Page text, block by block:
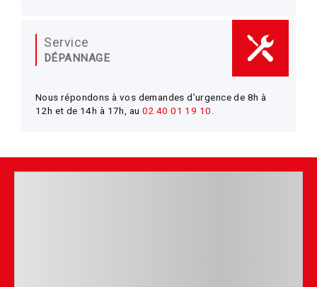
Service
DÉPANNAGE
Nous répondons à vos demandes d’urgence de 8h à
12h et de 14h à 17h, au 02 40 01 19 10.